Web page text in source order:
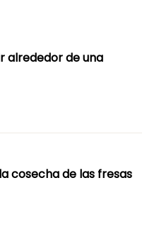
alrededor de una
cosecha de las fresas